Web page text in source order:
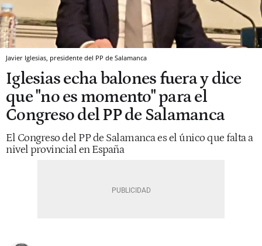
Javier Iglesias, presidente del PP de Salamanca
Iglesias echa balones fuera y dice
que "no es momento" para el
Congreso del PP de Salamanca
El Congreso del PP de Salamanca es el único que falta a
nivel provincial en España